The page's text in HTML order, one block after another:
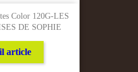
Color 120G-LES
DE SOPHIE
article